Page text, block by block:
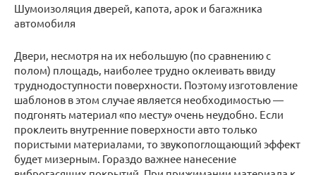
Шумоизоляция дверей, капота, арок и багажника
автомобиля
Двери, несмотря на их небольшую (по сравнению с
полом) площадь, наиболее трудно оклеивать ввиду
труднодоступности поверхности. Поэтому изготовление
шаблонов в этом случае является необходимостью —
подгонять материал «по месту» очень неудобно. Если
проклеить внутренние поверхности авто только
пористыми материалами, то звукопоглощающий эффект
будет мизерным. Гораздо важнее нанесение